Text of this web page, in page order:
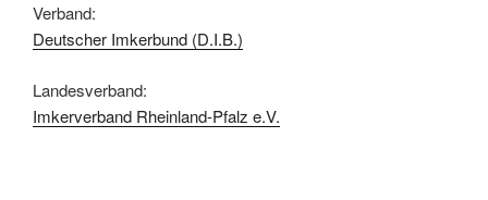
Verband:
Deutscher Imkerbund (D.I.B.)
Landesverband:
Imkerverband Rheinland-Pfalz e.V.